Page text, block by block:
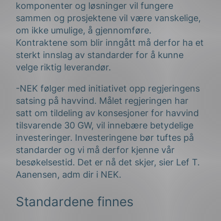
komponenter og løsninger vil fungere
sammen og prosjektene vil være vanskelige,
om ikke umulige, å gjennomføre.
Kontraktene som blir inngått må derfor ha et
sterkt innslag av standarder for å kunne
velge riktig leverandør.
-NEK følger med initiativet opp regjeringens
satsing på havvind. Målet regjeringen har
satt om tildeling av konsesjoner for havvind
tilsvarende 30 GW, vil innebære betydelige
investeringer. Investeringene bør tuftes på
standarder og vi må derfor kjenne vår
besøkelsestid. Det er nå det skjer, sier Lef T.
Aanensen, adm dir i NEK.
Standardene finnes